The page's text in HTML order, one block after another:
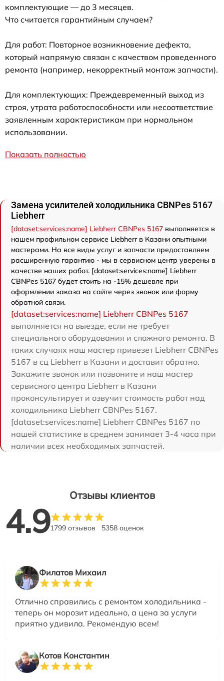
комплектующие — до 3 месяцев.
Что считается гарантийным случаем?
Для работ: Повторное возникновение дефекта,
который напрямую связан с качеством проведенного
ремонта (например, некорректный монтаж запчасти).
Для комплектующих: Преждевременный выход из
строя, утрата работоспособности или несоответствие
заявленным характеристикам при нормальном
использовании.
Показать полностью
Замена усилителей холодильника CBNPes 5167
Liebherr
[dataset:services:name] Liebherr CBNPes 5167 выполняется в
нашем профильном сервисе Liebherr в Казани опытными
мастерами. На все виды услуг и запчасти предоставляем
расширенную гарантию - мы в сервисном центр уверены в
качестве наших работ. [dataset:services:name] Liebherr
CBNPes 5167 будет стоить на -15% дешевле при
оформлении заказа на сайте через звонок или форму
обратной связи.
[dataset:services:name] Liebherr CBNPes 5167
выполняется на выезде, если не требует
специального оборудования и сложного ремонта. В
таких случаях наш мастер привезет Liebherr CBNPes
5167 в сц Liebherr в Казани и доставит обратно.
Закажите звонок или позвоните и наш мастер
сервисного центра Liebherr в Казани
проконсультирует и озвучит стоимость работ над
холодильника Liebherr CBNPes 5167.
[dataset:services:name] Liebherr CBNPes 5167 по
нашей статистике в среднем занимает 3-4 часа при
наличии всех необходимых запчастей.
Отзывы клиентов
4.91799 отзывов 5358 оценок
Филатов Михаил
Отлично справились с ремонтом холодильника -
теперь он морозит идеально, а цена за услуги
приятно удивила. Рекомендую всем!
Котов Константин